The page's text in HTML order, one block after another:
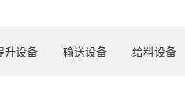
升设备 输送设备 给料设备